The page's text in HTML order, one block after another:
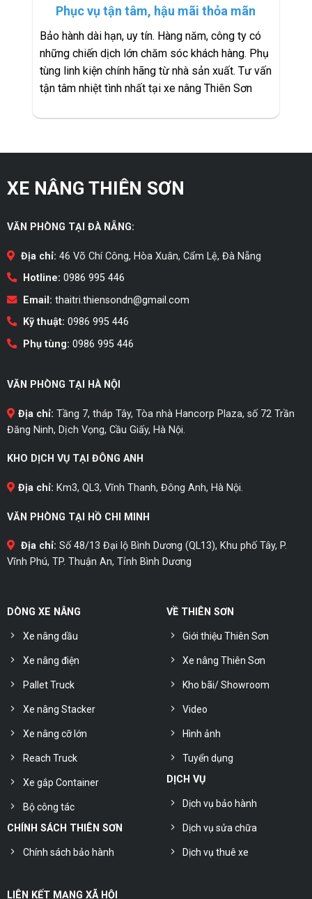
Phục vụ tận tâm, hậu mãi thỏa mãn
Bảo hành dài hạn, uy tín. Hàng năm, công ty có
những chiến dịch lớn chăm sóc khách hàng. Phụ
tùng linh kiện chính hãng từ nhà sản xuất. Tư vấn
tận tâm nhiệt tình nhất tại xe nâng Thiên Sơn
XE NÂNG THIÊN SƠN
VĂN PHÒNG TẠI ĐÀ NẴNG:
Địa chỉ: 46 Võ Chí Công, Hòa Xuân, Cẩm Lệ, Đà Nẵng
Hotline: 0986 995 446
Email: thaitri.thiensondn@gmail.com
Kỹ thuật: 0986 995 446
Phụ tùng: 0986 995 446
VĂN PHÒNG TẠI HÀ NỘI
Địa chỉ: Tầng 7, tháp Tây, Tòa nhà Hancorp Plaza, số 72 Trần
Đăng Ninh, Dịch Vọng, Cầu Giấy, Hà Nội.
KHO DỊCH VỤ TẠI ĐÔNG ANH
Địa chỉ: Km3, QL3, Vĩnh Thanh, Đông Anh, Hà Nội.
VĂN PHÒNG TẠI HỒ CHI MINH
Địa chỉ: Số 48/13 Đại lộ Bình Dương (QL13), Khu phố Tây, P.
Vĩnh Phú, TP. Thuận An, Tỉnh Bình Dương
DÒNG XE NÂNG
Xe nâng dầu
Xe nâng điện
Pallet Truck
Xe nâng Stacker
Xe nâng cỡ lớn
Reach Truck
Xe gắp Container
Bộ công tác
CHÍNH SÁCH THIÊN SƠN
Chính sách bảo hành
VỀ THIÊN SƠN
Giới thiệu Thiên Sơn
Xe nâng Thiên Sơn
Kho bãi/ Showroom
Video
Hình ảnh
Tuyển dụng
DỊCH VỤ
Dịch vụ bảo hành
Dịch vụ sửa chữa
Dịch vụ thuê xe
LIÊN KẾT MẠNG XÃ HỘI